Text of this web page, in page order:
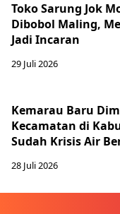
Toko Sarung Jok
Dibobol Maling,
Jadi Incaran
29 Juli 2026
Kemarau Baru
Kecamatan di
Sudah Krisis Air
28 Juli 2026